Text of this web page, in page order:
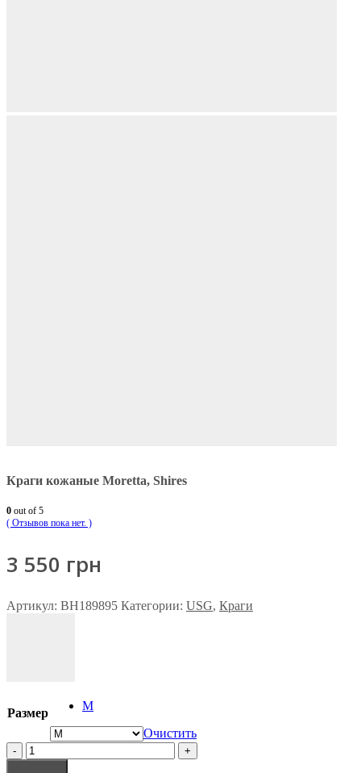
Краги кожаные Moretta, Shires
0 out of 5
( Отзывов пока нет. )
3 550 грн
Артикул: ВН189895 Категории: USG, Краги
Размер
M
Очистить
- +